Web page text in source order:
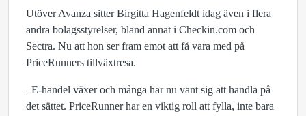
Utöver Avanza sitter Birgitta Hagenfeldt idag även i flera
andra bolagsstyrelser, bland annat i Checkin.com och
Sectra. Nu att hon ser fram emot att få vara med på
PriceRunners tillväxtresa.
–E-handel växer och många har nu vant sig att handla på
det sättet. PriceRunner har en viktig roll att fylla, inte bara